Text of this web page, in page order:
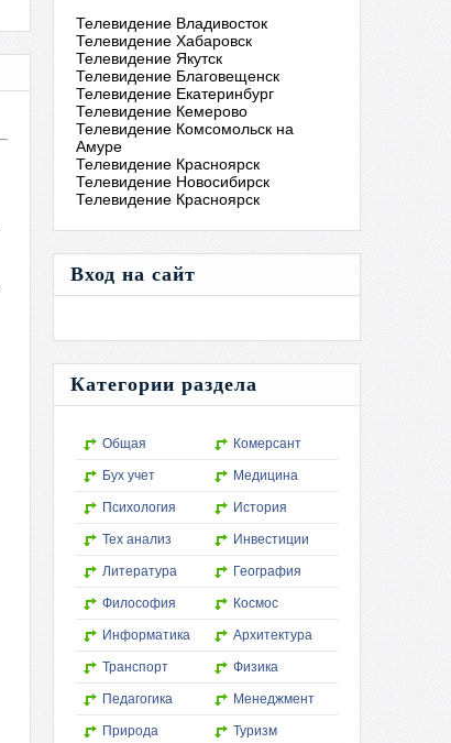
Телевидение Владивосток
Телевидение Хабаровск
Телевидение Якутск
Телевидение Благовещенск
Телевидение Екатеринбург
Телевидение Кемерово
Телевидение Комсомольск на
Амуре
Телевидение Красноярск
Телевидение Новосибирск
Телевидение Красноярск
Вход на сайт
Категории раздела
Общая Комерсант
Бух учет Медицина
Психология История
Тех анализ Инвестиции
Литература География
Философия Космос
Информатика Архитектура
Транспорт Физика
Педагогика Менеджмент
Природа Туризм